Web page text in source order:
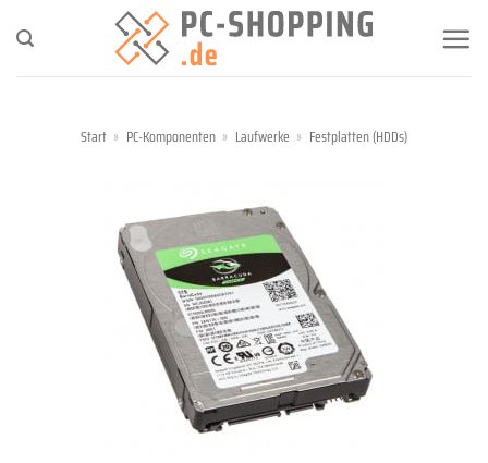
Inhalt
springen
Start » PC-Komponenten » Laufwerke » Festplatten (HDDs)